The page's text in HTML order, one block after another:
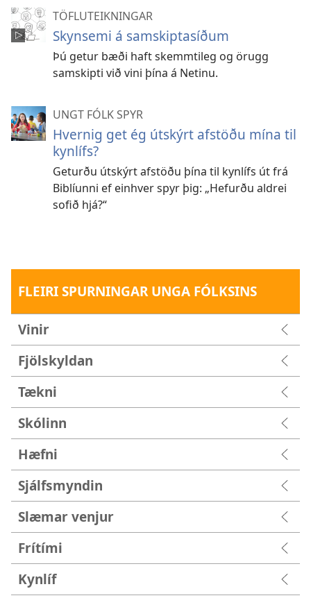
TÖFLUTEIKNINGAR
Skynsemi á samskiptasíðum
Þú getur bæði haft skemmtileg og örugg
samskipti við vini þína á Netinu.
UNGT FÓLK SPYR
Hvernig get ég útskýrt afstöðu mína til
kynlífs?
Geturðu útskýrt afstöðu þína til kynlífs út frá
Biblíunni ef einhver spyr þig: „Hefurðu aldrei
sofið hjá?“
FLEIRI SPURNINGAR UNGA FÓLKSINS
Vinir
Fjölskyldan
Tækni
Skólinn
Hæfni
Sjálfsmyndin
Slæmar venjur
Frítími
Kynlíf